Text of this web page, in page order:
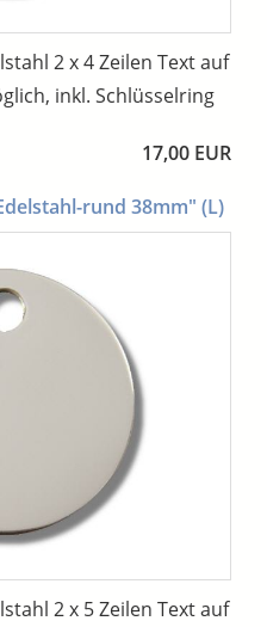
2 x 4 Zeilen Text auf
inkl. Schlüsselring
17,00 EUR
rund 38mm" (L)
2 x 5 Zeilen Text auf